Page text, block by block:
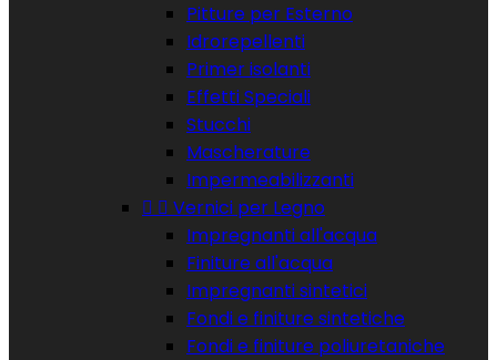
Pitture per Esterno
Idrorepellenti
Primer isolanti
Effetti Speciali
Stucchi
Mascherature
Impermeabilizzanti
  Vernici per Legno
Impregnanti all'acqua
Finiture all'acqua
Impregnanti sintetici
Fondi e finiture sintetiche
Fondi e finiture poliuretaniche